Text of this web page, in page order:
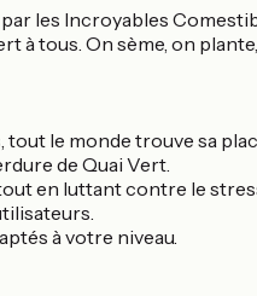
les Incroyables
à tous. On sème, on
le monde trouve sa
de Quai Vert.
en luttant contre le
à votre niveau.